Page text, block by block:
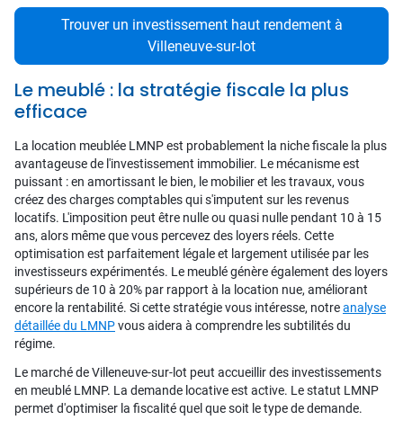
Trouver un investissement haut rendement à
Villeneuve-sur-lot
Le meublé : la stratégie fiscale la plus
efficace
La location meublée LMNP est probablement la niche fiscale la plus
avantageuse de l'investissement immobilier. Le mécanisme est
puissant : en amortissant le bien, le mobilier et les travaux, vous
créez des charges comptables qui s'imputent sur les revenus
locatifs. L'imposition peut être nulle ou quasi nulle pendant 10 à 15
ans, alors même que vous percevez des loyers réels. Cette
optimisation est parfaitement légale et largement utilisée par les
investisseurs expérimentés. Le meublé génère également des loyers
supérieurs de 10 à 20% par rapport à la location nue, améliorant
encore la rentabilité. Si cette stratégie vous intéresse, notreanalyse
détaillée du LMNPvous aidera à comprendre les subtilités du
régime.
Le marché de Villeneuve-sur-lot peut accueillir des investissements
en meublé LMNP. La demande locative est active. Le statut LMNP
permet d'optimiser la fiscalité quel que soit le type de demande.